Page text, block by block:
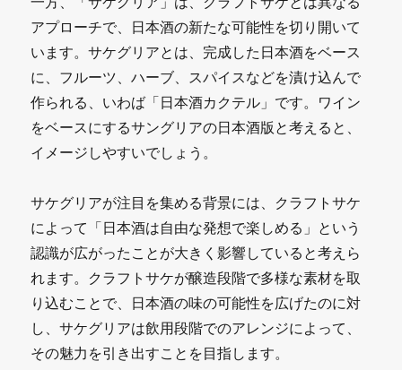
アプローチで、日本酒の新たな可能性を切り開いて
います。サケグリアとは、完成した日本酒をベース
に、フルーツ、ハーブ、スパイスなどを漬け込んで
作られる、いわば「日本酒カクテル」です。ワイン
をベースにするサングリアの日本酒版と考えると、
イメージしやすいでしょう。
サケグリアが注目を集める背景には、クラフトサケ
によって「日本酒は自由な発想で楽しめる」という
認識が広がったことが大きく影響していると考えら
れます。クラフトサケが醸造段階で多様な素材を取
り込むことで、日本酒の味の可能性を広げたのに対
し、サケグリアは飲用段階でのアレンジによって、
その魅力を引き出すことを目指します。